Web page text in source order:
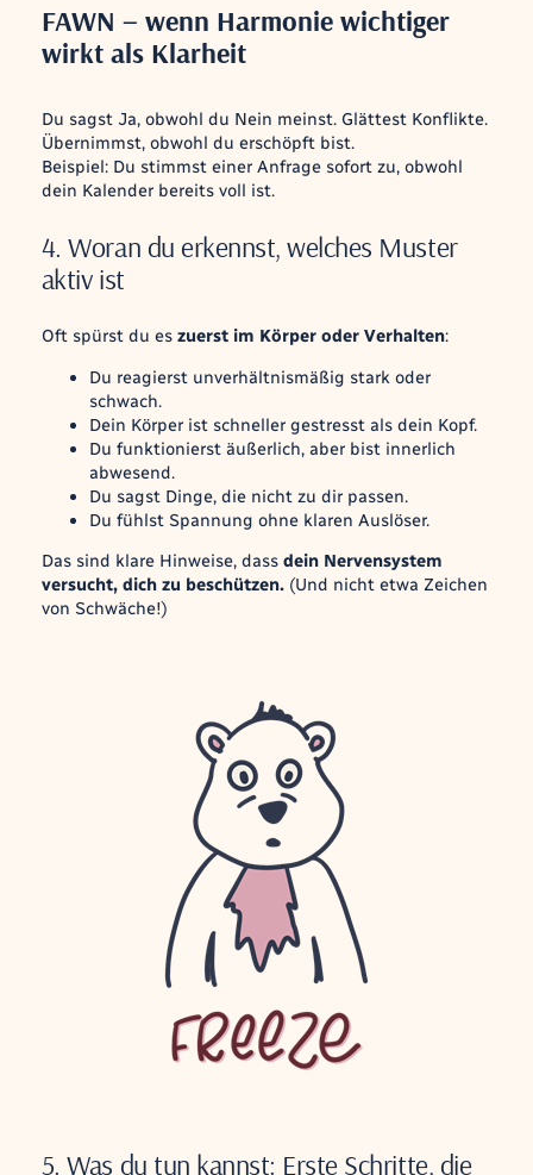
FAWN – wenn Harmonie wichtiger
wirkt als Klarheit
Du sagst Ja, obwohl du Nein meinst. Glättest Konflikte.
Übernimmst, obwohl du erschöpft bist.
Beispiel: Du stimmst einer Anfrage sofort zu, obwohl
dein Kalender bereits voll ist.
4. Woran du erkennst, welches Muster
aktiv ist
Oft spürst du es zuerst im Körper oder Verhalten:
Du reagierst unverhältnismäßig stark oder
schwach.
Dein Körper ist schneller gestresst als dein Kopf.
Du funktionierst äußerlich, aber bist innerlich
abwesend.
Du sagst Dinge, die nicht zu dir passen.
Du fühlst Spannung ohne klaren Auslöser.
Das sind klare Hinweise, dass dein Nervensystem
versucht, dich zu beschützen. (Und nicht etwa Zeichen
von Schwäche!)
5. Was du tun kannst: Erste Schritte, die